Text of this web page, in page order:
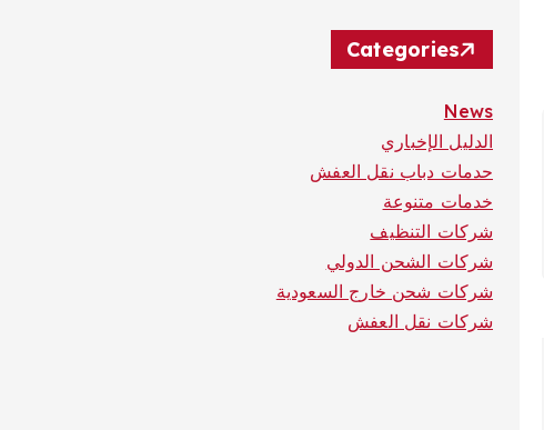
Categories
News
الدليل الإخباري
حدمات دباب نقل العفش
خدمات متنوعة
شركات التنظيف
شركات الشحن الدولي
شركات شحن خارج السعودية
شركات نقل العفش